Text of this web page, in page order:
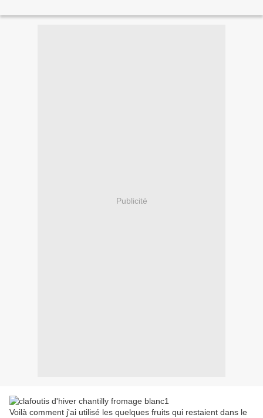
Publicité
Voilà comment j'ai utilisé les quelques fruits qui restaient dans le